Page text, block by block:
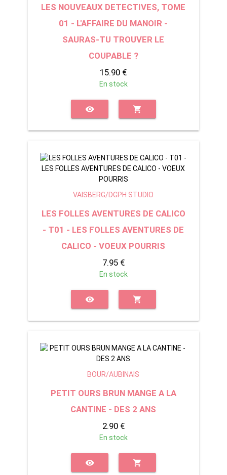
LES NOUVEAUX DETECTIVES, TOME
01 - L'AFFAIRE DU MANOIR -
SAURAS-TU TROUVER LE
COUPABLE ?
15.90 €
En stock
visibility shopping_cart
VAISBERG/DGPH STUDIO
LES FOLLES AVENTURES DE CALICO
- T01 - LES FOLLES AVENTURES DE
CALICO - VOEUX POURRIS
7.95 €
En stock
visibility shopping_cart
BOUR/AUBINAIS
PETIT OURS BRUN MANGE A LA
CANTINE - DES 2 ANS
2.90 €
En stock
visibility shopping_cart